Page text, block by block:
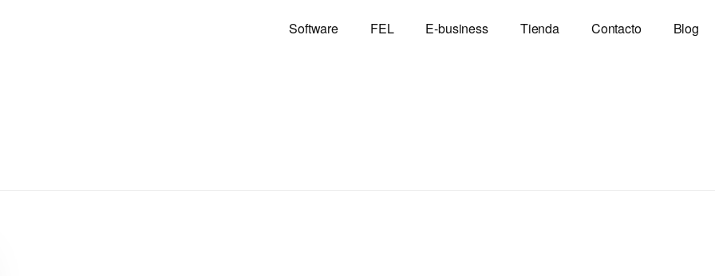
Software FEL E-business Tienda Contacto Blog